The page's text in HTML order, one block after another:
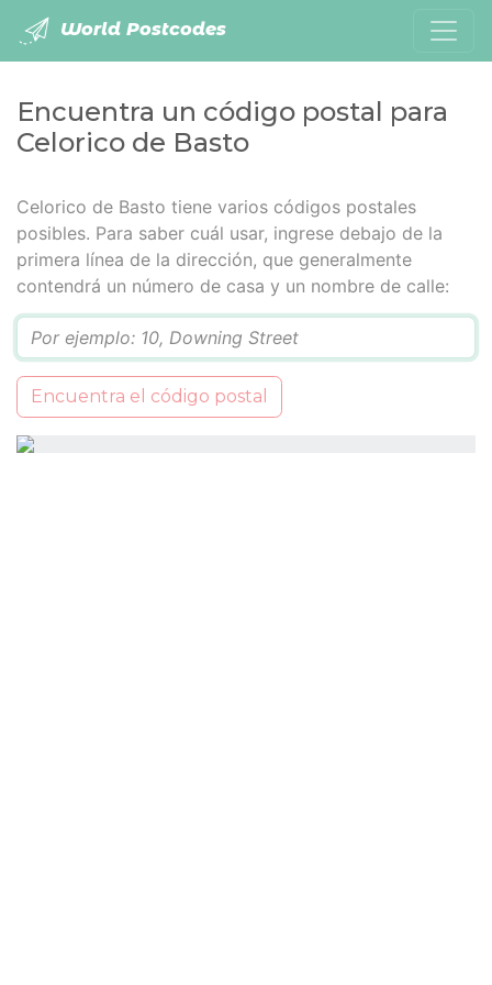
World Postcodes
Encuentra un código postal para
Celorico de Basto
Celorico de Basto tiene varios códigos postales
posibles. Para saber cuál usar, ingrese debajo de la
primera línea de la dirección, que generalmente
contendrá un número de casa y un nombre de calle:
Encuentra el código postal